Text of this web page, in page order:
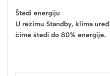
Štedi energiju
U režimu Standby, klima
čime štedi do 80% energije.